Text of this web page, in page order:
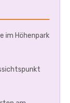
im Höhenpark